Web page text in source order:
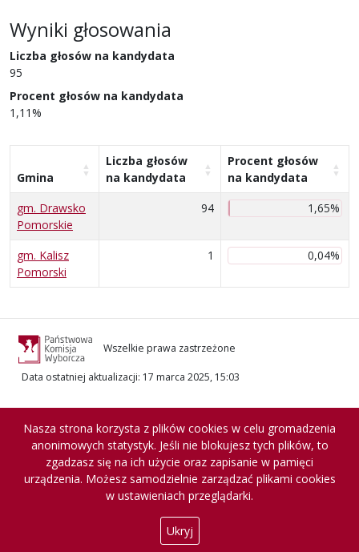
Wyniki głosowania
Liczba głosów na kandydata
95
Procent głosów na kandydata
1,11%
Gmina
Liczba głosów
na kandydata
Procent głosów
na kandydata
gm. Drawsko
Pomorskie
94 1,65%
gm. Kalisz
Pomorski
1 0,04%
Wszelkie prawa zastrzeżone
Data ostatniej aktualizacji: 17 marca 2025, 15:03
Nasza strona korzysta z plików cookies w celu gromadzenia
anonimowych statystyk. Jeśli nie blokujesz tych plików, to
zgadzasz się na ich użycie oraz zapisanie w pamięci
urządzenia. Możesz samodzielnie zarządzać plikami cookies
w ustawieniach przeglądarki.
Ukryj